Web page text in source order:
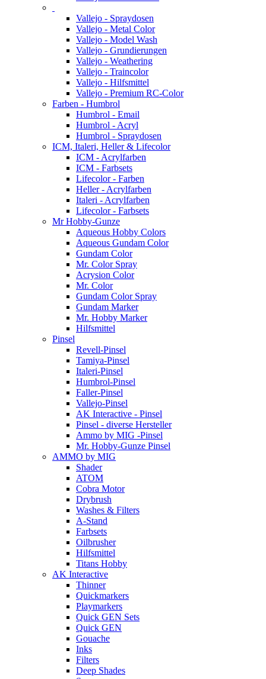
Vallejo - Spraydosen
Vallejo - Metal Color
Vallejo - Model Wash
Vallejo - Grundierungen
Vallejo - Weathering
Vallejo - Traincolor
Vallejo - Hilfsmittel
Vallejo - Premium RC-Color
Farben - Humbrol
Humbrol - Email
Humbrol - Acryl
Humbrol - Spraydosen
ICM, Italeri, Heller & Lifecolor
ICM - Acrylfarben
ICM - Farbsets
Lifecolor - Farben
Heller - Acrylfarben
Italeri - Acrylfarben
Lifecolor - Farbsets
Mr Hobby-Gunze
Aqueous Hobby Colors
Aqueous Gundam Color
Gundam Color
Mr. Color Spray
Acrysion Color
Mr. Color
Gundam Color Spray
Gundam Marker
Mr. Hobby Marker
Hilfsmittel
Pinsel
Revell-Pinsel
Tamiya-Pinsel
Italeri-Pinsel
Humbrol-Pinsel
Faller-Pinsel
Vallejo-Pinsel
AK Interactive - Pinsel
Pinsel - diverse Hersteller
Ammo by MIG -Pinsel
Mr. Hobby-Gunze Pinsel
AMMO by MIG
Shader
ATOM
Cobra Motor
Drybrush
Washes & Filters
A-Stand
Farbsets
Oilbrusher
Hilfsmittel
Titans Hobby
AK Interactive
Thinner
Quickmarkers
Playmarkers
Quick GEN Sets
Quick GEN
Gouache
Inks
Filters
Deep Shades